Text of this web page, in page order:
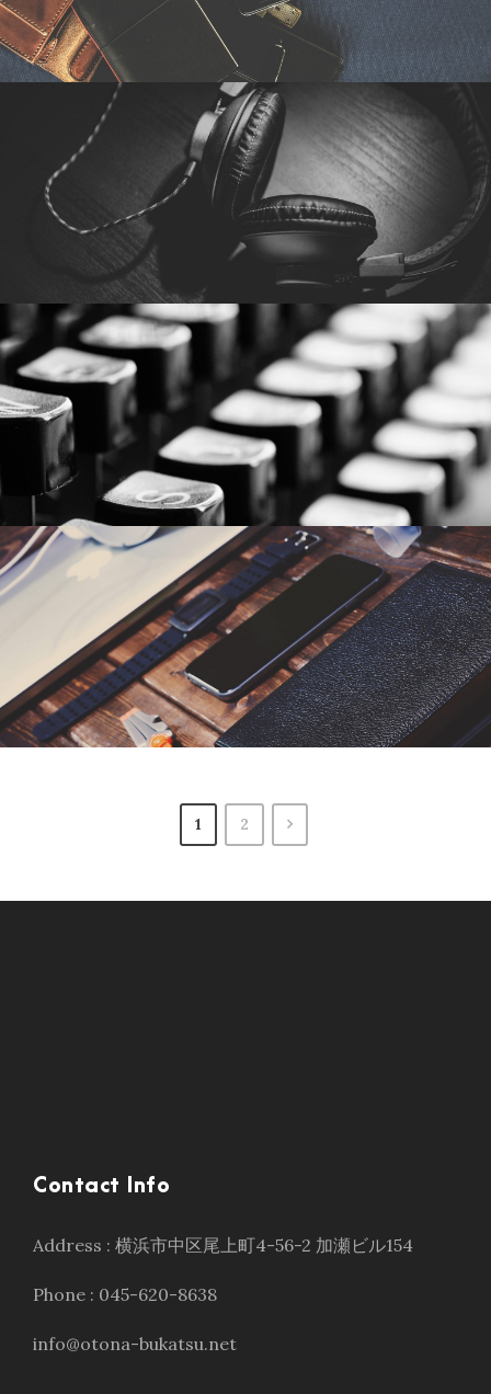
2016年6月6日 Bygermi_admin
2016年6月6日 Bygermi_admin
2016年6月6日 Bygermi_admin
2016年6月6日 Bygermi_admin
1 2
Contact Info
Address : 横浜市中区尾上町4-56-2 加瀬ビル154
Phone : 045-620-8638
info@otona-bukatsu.net